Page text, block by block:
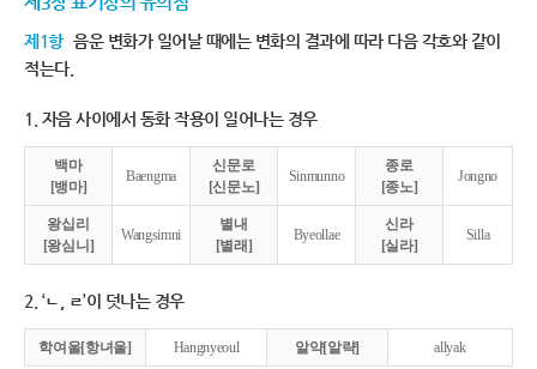
제1항 음운 변화가 일어날 때에는 변화의 결과에 따라 다음 각호와 같이
적는다.
1. 자음 사이에서 동화 작용이 일어나는 경우
백마
[뱅마]
Baengma
신문로
[신문노]
Sinmunno
종로
[종노]
Jongno
왕십리
[왕심니]
Wangsimni
별내
[별래]
Byeollae
신라
[실라]
Silla
2. ‘ㄴ, ㄹ’이 덧나는 경우
학여울[항녀울] Hangnyeoul 알약[알략] allyak